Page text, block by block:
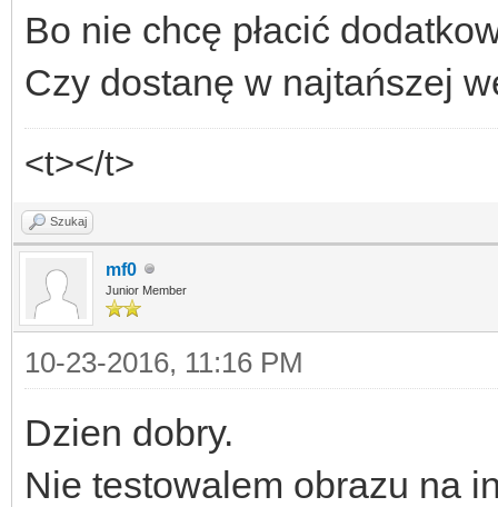
Bo nie chcę płacić
Czy dostanę w najtańszej
<t></t>
Szukaj
mf0
Junior Member
10-23-2016, 11:16 PM
Dzien dobry.
Nie testowalem obrazu na